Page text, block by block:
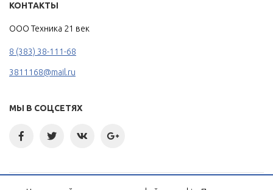
КОНТАКТЫ
ООО Техника 21 век
8 (383) 38-111-68
3811168@mail.ru
МЫ В СОЦСЕТЯХ